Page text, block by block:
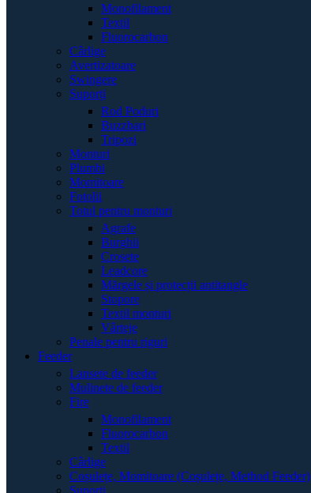
Monofilament
Textil
Fluorocarbon
Cârlige
Avertizatoare
Swingere
Suporți
Rod Poduri
Buzzbari
Tripozi
Monturi
Plumbi
Momitoare
Fotolii
Totul pentru monturi
Agrafe
Burghii
Crosete
Leadcore
Mărgele și protecții antitangle
Stopore
Textil monturi
Vârteje
Penale pentru riguri
Feeder
Lansete de feeder
Mulinete de feeder
Fire
Monofilament
Fluorocarbon
Textil
Cârlige
Coșulețe, Momitoare (Coșulețe, Method Feeder)
Suporți